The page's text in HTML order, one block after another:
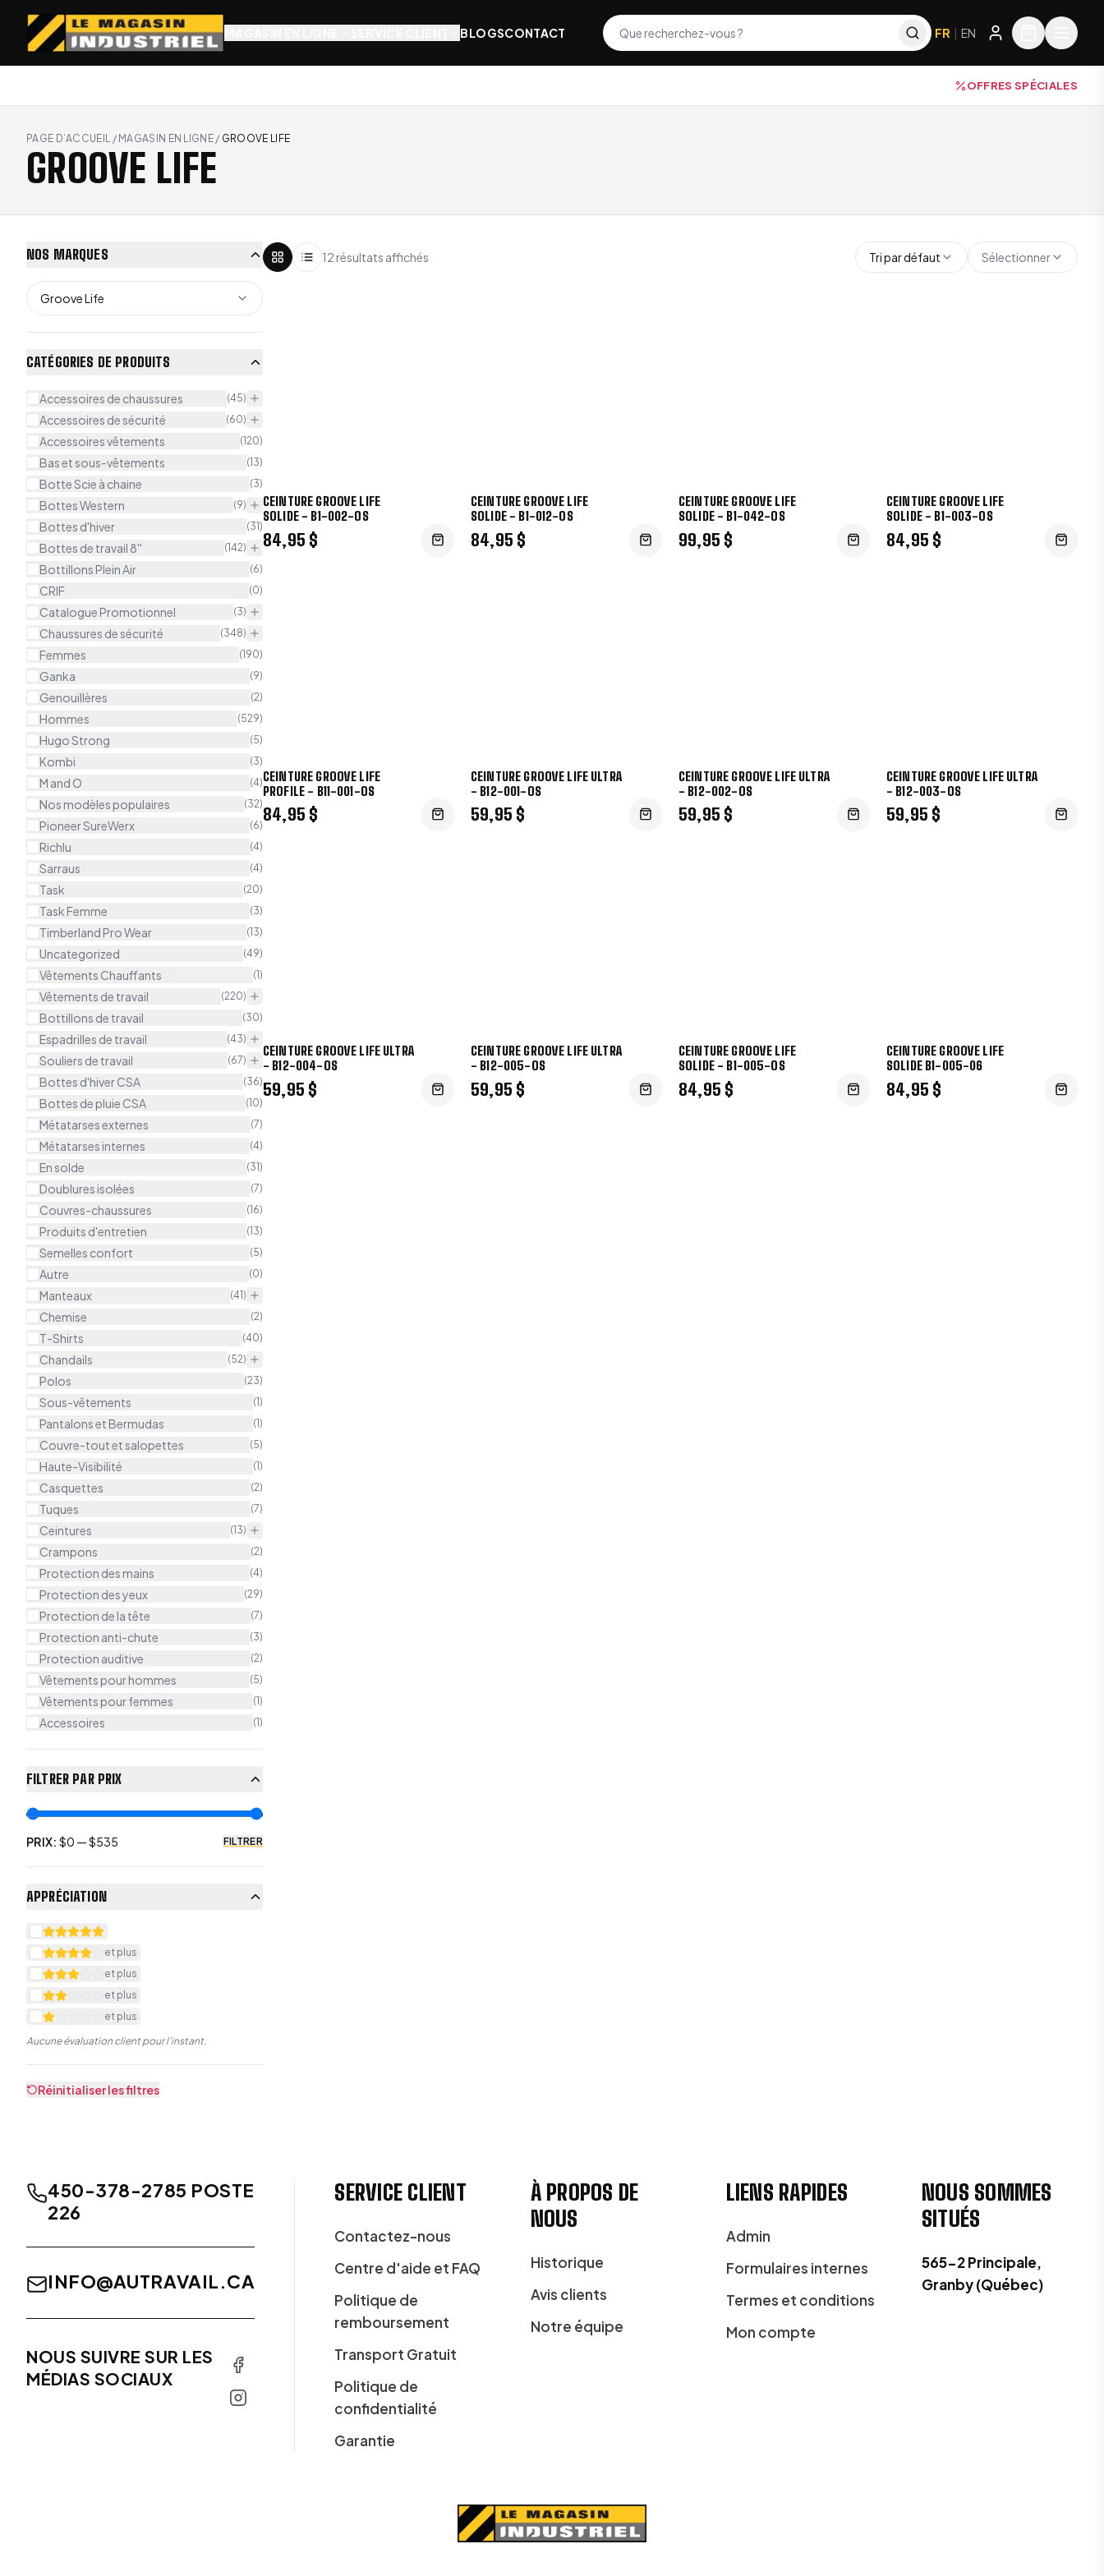
BLOGSCONTACT FR | EN
OFFRES SPÉCIALES
PAGE D’ACCUEIL / MAGASIN EN LIGNE / GROOVE LIFE
GROOVE LIFE
NOS MARQUES
Groove Life
CATÉGORIES DE PRODUITS
Accessoires de chaussures (45)
Accessoires de sécurité (60)
Accessoires vêtements (120)
Bas et sous-vêtements (13)
Botte Scie à chaine (3)
Bottes Western (9)
Bottes d'hiver (31)
Bottes de travail 8'' (142)
Bottillons Plein Air (6)
CRIF (0)
Catalogue Promotionnel (3)
Chaussures de sécurité (348)
Femmes (190)
Ganka (9)
Genouillères (2)
Hommes (529)
Hugo Strong (5)
Kombi (3)
M and O (4)
Nos modèles populaires (32)
Pioneer SureWerx (6)
Richlu (4)
Sarraus (4)
Task (20)
Task Femme (3)
Timberland Pro Wear (13)
Uncategorized (49)
Vêtements Chauffants (1)
Vêtements de travail (220)
Bottillons de travail (30)
Espadrilles de travail (43)
Souliers de travail (67)
Bottes d'hiver CSA (36)
Bottes de pluie CSA (10)
Métatarses externes (7)
Métatarses internes (4)
En solde (31)
Doublures isolées (7)
Couvres-chaussures (16)
Produits d'entretien (13)
Semelles confort (5)
Autre (0)
Manteaux (41)
Chemise (2)
T-Shirts (40)
Chandails (52)
Polos (23)
Sous-vêtements (1)
Pantalons et Bermudas (1)
Couvre-tout et salopettes (5)
Haute-Visibilité (1)
Casquettes (2)
Tuques (7)
Ceintures (13)
Crampons (2)
Protection des mains (4)
Protection des yeux (29)
Protection de la tête (7)
Protection anti-chute (3)
Protection auditive (2)
Vêtements pour hommes (5)
Vêtements pour femmes (1)
Accessoires (1)
FILTRER PAR PRIX
PRIX: $0 — $535 FILTRER
APPRÉCIATION
et plus
et plus
et plus
et plus
Aucune évaluation client pour l’instant.
Réinitialiser les filtres
12 résultats affichés Tri par défaut Sélectionner
CEINTURE GROOVE LIFE
SOLIDE - B1-002-OS
84,95 $
CEINTURE GROOVE LIFE
SOLIDE - B1-012-OS
84,95 $
CEINTURE GROOVE LIFE
SOLIDE - B1-042-OS
99,95 $
CEINTURE GROOVE LIFE
SOLIDE - B1-003-OS
84,95 $
CEINTURE GROOVE LIFE
PROFILE - B11-001-OS
84,95 $
CEINTURE GROOVE LIFE ULTRA
- B12-001-OS
59,95 $
CEINTURE GROOVE LIFE ULTRA
- B12-002-OS
59,95 $
CEINTURE GROOVE LIFE ULTRA
- B12-003-OS
59,95 $
CEINTURE GROOVE LIFE ULTRA
- B12-004-OS
59,95 $
CEINTURE GROOVE LIFE ULTRA
- B12-005-OS
59,95 $
CEINTURE GROOVE LIFE
SOLIDE - B1-005-OS
84,95 $
CEINTURE GROOVE LIFE
SOLIDE B1-005-06
84,95 $
450-378-2785 POSTE
226
INFO@AUTRAVAIL.CA
NOUS SUIVRE SUR LES
MÉDIAS SOCIAUX
SERVICE CLIENT
Contactez-nous
Centre d'aide et FAQ
Politique de
remboursement
Transport Gratuit
Politique de
confidentialité
Garantie
À PROPOS DE
NOUS
Historique
Avis clients
Notre équipe
LIENS RAPIDES
Admin
Formulaires internes
Termes et conditions
Mon compte
NOUS SOMMES
SITUÉS
565-2 Principale,
Granby (Québec)